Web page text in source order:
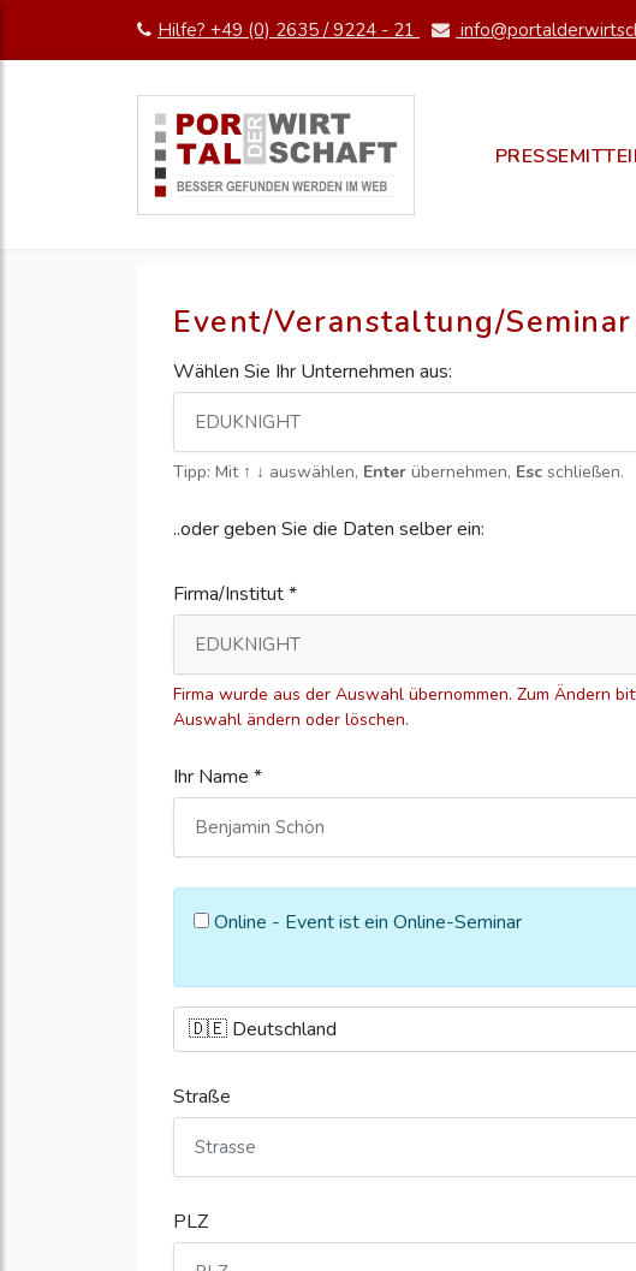
Hilfe? +49 (0) 2635 / 9224 - 21
Event/Veranstaltung/
Wählen Sie Ihr Unternehmen aus:
Tipp: Mit ↑ ↓ auswählen, Enter übernehmen, Esc schließen.
..oder geben Sie die Daten selber ein:
Firma/Institut *
Firma wurde aus der Auswahl übernommen. Zum Ändern
Auswahl ändern oder löschen.
Ihr Name *
Online - Event ist ein Online-Seminar
Straße
PLZ